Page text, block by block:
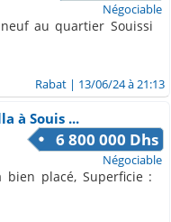
Négociable
au quartier Souissi
Rabat| 13/06/24 à 21:13
à Souis ...
6 800 000 Dhs
Négociable
placé, Superficie :